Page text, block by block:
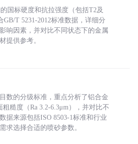
国标硬度和抗拉强度（包括T2及
GB/T 5231-2012标准数据，详细分
响因素，并对比不同状态下的金属
提供参考。
数的分级标准，重点分析了铝合金
糙度（Ra 3.2-6.3μm），并对比不
据来源包括ISO 8503-1标准和行业
求选择合适的喷砂参数。